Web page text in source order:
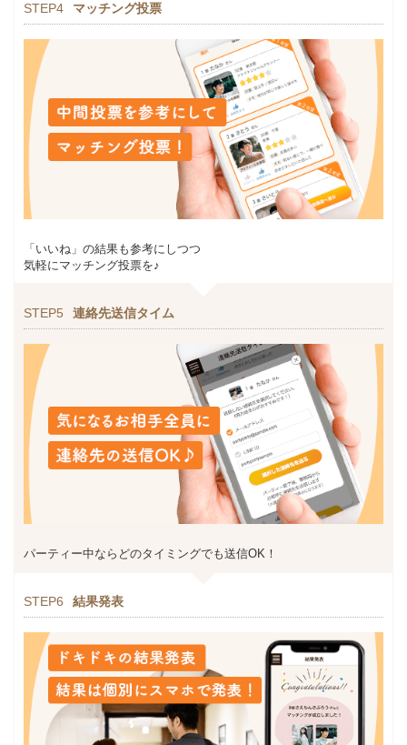
STEP4 マッチング投票
「いいね」の結果も参考にしつつ
気軽にマッチング投票を♪
STEP5 連絡先送信タイム
パーティー中ならどのタイミングでも送信OK！
STEP6 結果発表